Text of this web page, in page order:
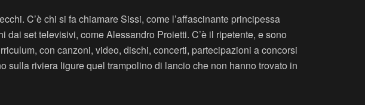
C’è chi si fa chiamare Sissi, come l’affascinante principessa
set televisivi, come Alessandro Proietti. C’è il ripetente, e sono
con canzoni, video, dischi, concerti, partecipazioni a concorsi
sulla riviera ligure quel trampolino di lancio che non hanno trovato in